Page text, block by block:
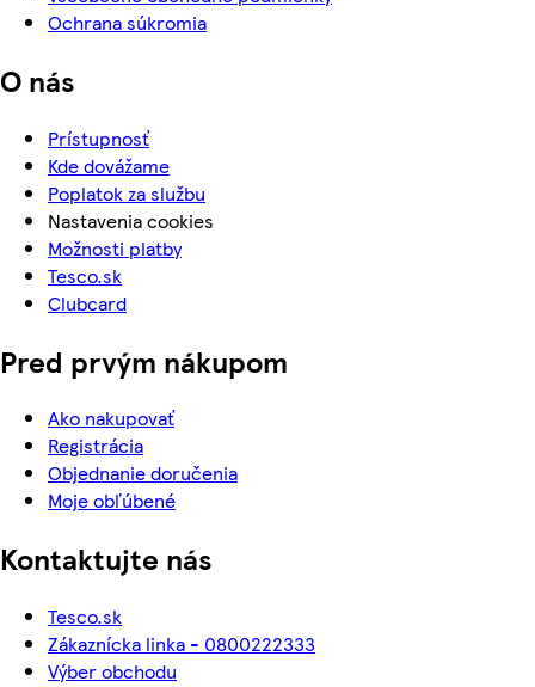
Ochrana súkromia
O nás
Prístupnosť
Kde dovážame
Poplatok za službu
Nastavenia cookies
Možnosti platby
Tesco.sk
Clubcard
Pred prvým nákupom
Ako nakupovať
Registrácia
Objednanie doručenia
Moje obľúbené
Kontaktujte nás
Tesco.sk
Zákaznícka linka - 0800222333
Výber obchodu